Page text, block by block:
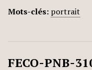
Mots-clés: portrait
FECO-PNB-